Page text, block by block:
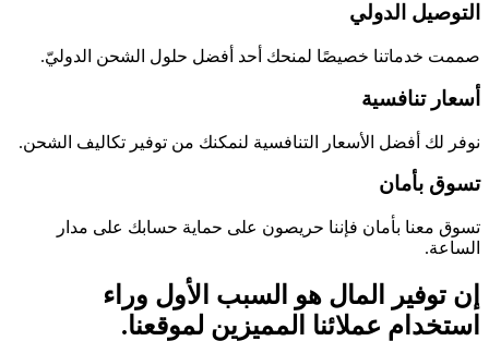
التوصيل الدولي
صممت خدماتنا خصيصًا لمنحك أحد أفضل حلول الشحن الدوليّ.
أسعار تنافسية
نوفر لك أفضل الأسعار التنافسية لنمكنك من توفير تكاليف الشحن.
تسوق بأمان
تسوق معنا بأمان فإننا حريصون على حماية حسابك على مدار
الساعة.
إن توفير المال هو السبب الأول وراء
استخدام عملائنا المميزين لموقعنا.